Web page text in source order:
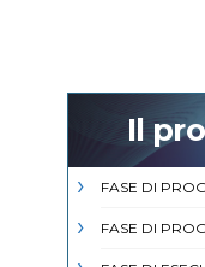
Il
FASE DI
FASE DI